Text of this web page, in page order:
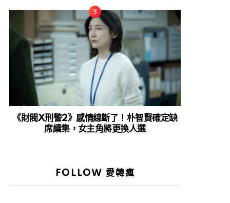
《財閥X刑警2》感情線斷了！朴智賢確定缺
席續集，女主角將更換人選
FOLLOW 愛韓瘋